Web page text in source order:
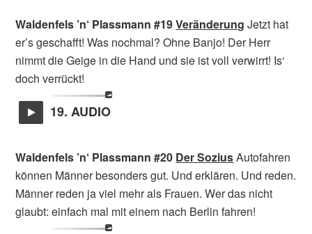
Waldenfels ’n‘ Plassmann #19Veränderung Jetzt hat
er’s geschafft! Was nochmal? Ohne Banjo! Der Herr
nimmt die Geige in die Hand und sie ist voll verwirrt! Is‘
doch verrückt!
19. AUDIO
Waldenfels ’n‘ Plassmann #20 Der SoziusAutofahren
können Männer besonders gut. Und erklären. Und reden.
Männer reden ja viel mehr als Frauen. Wer das nicht
glaubt: einfach mal mit einem nach Berlin fahren!